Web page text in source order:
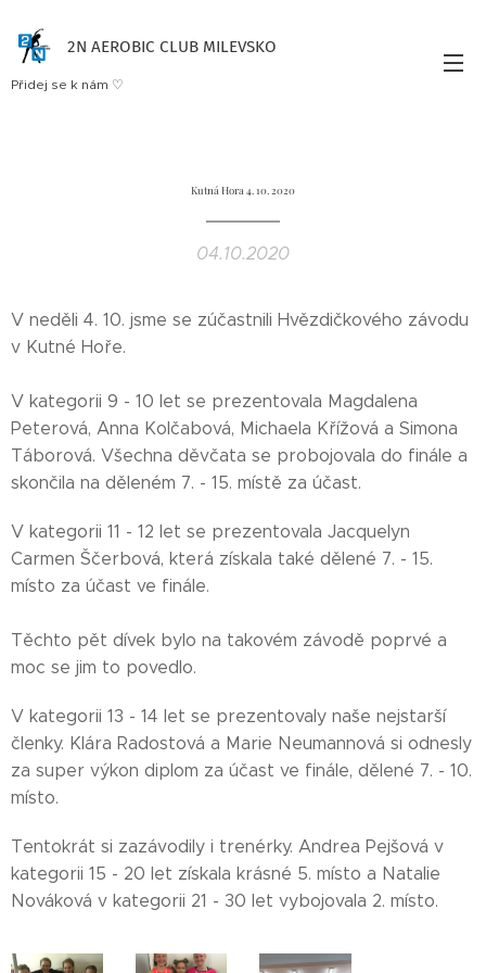
2N AEROBIC CLUB MILEVSKO
Přidej se k nám ♡
Kutná Hora 4. 10. 2020
04.10.2020
V neděli 4. 10. jsme se zúčastnili Hvězdičkového závodu
v Kutné Hoře.
V kategorii 9 - 10 let se prezentovala Magdalena
Peterová, Anna Kolčabová, Michaela Křížová a Simona
Táborová. Všechna děvčata se probojovala do finále a
skončila na děleném 7. - 15. místě za účast.
V kategorii 11 - 12 let se prezentovala Jacquelyn
Carmen Ščerbová, která získala také dělené 7. - 15.
místo za účast ve finále.
Těchto pět dívek bylo na takovém závodě poprvé a
moc se jim to povedlo.
V kategorii 13 - 14 let se prezentovaly naše nejstarší
členky. Klára Radostová a Marie Neumannová si odnesly
za super výkon diplom za účast ve finále, dělené 7. - 10.
místo.
Tentokrát si zazávodily i trenérky. Andrea Pejšová v
kategorii 15 - 20 let získala krásné 5. místo a Natalie
Nováková v kategorii 21 - 30 let vybojovala 2. místo.